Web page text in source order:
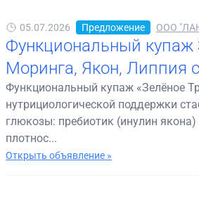
05.07.2026 Предложение ООО
Функциональный купаж
Моринга, Якон, Липпия
Функциональный купаж «Зелёное
нутрициологической поддержки
глюкозы: пребиотик (инулин якона)
плотнос...
Открыть объявление »